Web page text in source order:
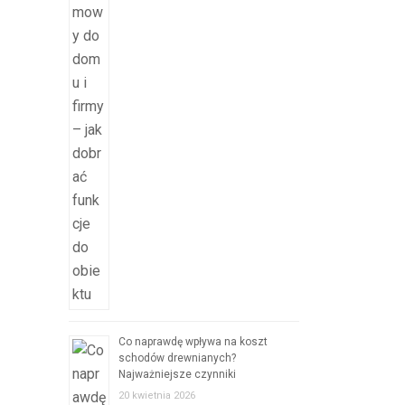
Co naprawdę wpływa na koszt
schodów drewnianych?
Najważniejsze czynniki
20 kwietnia 2026